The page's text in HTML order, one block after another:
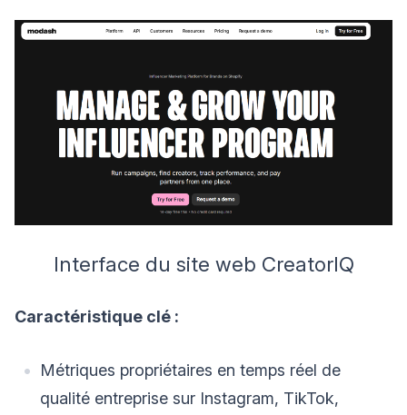
Interface du site web CreatorIQ
Caractéristique clé :
Métriques propriétaires en temps réel de
qualité entreprise sur Instagram, TikTok,